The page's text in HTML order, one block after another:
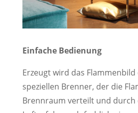
Einfache Bedienung
Erzeugt wird das
speziellen Brenner, der die
Brennraum verteilt und durch